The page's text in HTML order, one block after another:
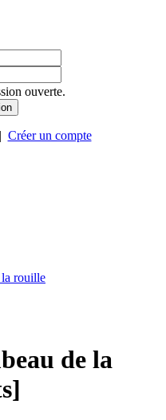
ouverte.
Créer un compte
rouille
de la